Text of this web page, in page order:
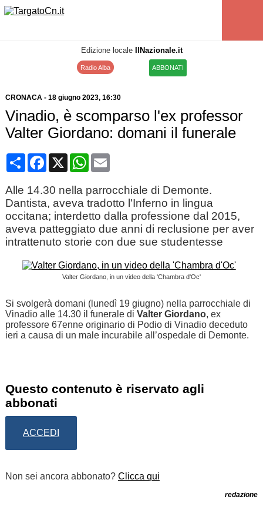
Edizione locale IlNazionale.it
Radio Alba ABBONATI
CRONACA- 18 giugno 2023, 16:30
Vinadio, è scomparso l'ex professor
Valter Giordano: domani il funerale
CondividiFacebook
X WhatsApp
Email
Alle 14.30 nella parrocchiale di Demonte.
Dantista, aveva tradotto l'Inferno in lingua
occitana; interdetto dalla professione dal 2015,
aveva patteggiato due anni di reclusione per aver
intrattenuto storie con due sue studentesse
Valter Giordano, in un video della 'Chambra d'Oc'
Si svolgerà domani (lunedì 19 giugno) nella parrocchiale di
Vinadio alle 14.30 il funerale di Valter Giordano, ex
professore 67enne originario di Podio di Vinadio deceduto
ieri a causa di un male incurabile all’ospedale di Demonte.
Questo contenuto è riservato agli
abbonati
ACCEDI
Non sei ancora abbonato? Clicca qui
redazione